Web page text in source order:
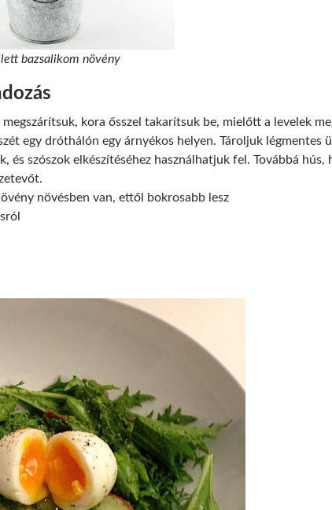
bazsalikom növény
kora ősszel takarítsuk be, mielőtt a levelek
egy dróthálón egy árnyékos helyen. Tároljuk légmentes
szószok elkészítéséhez használhatjuk fel. Továbbá hús,
növésben van, ettől bokrosabb lesz